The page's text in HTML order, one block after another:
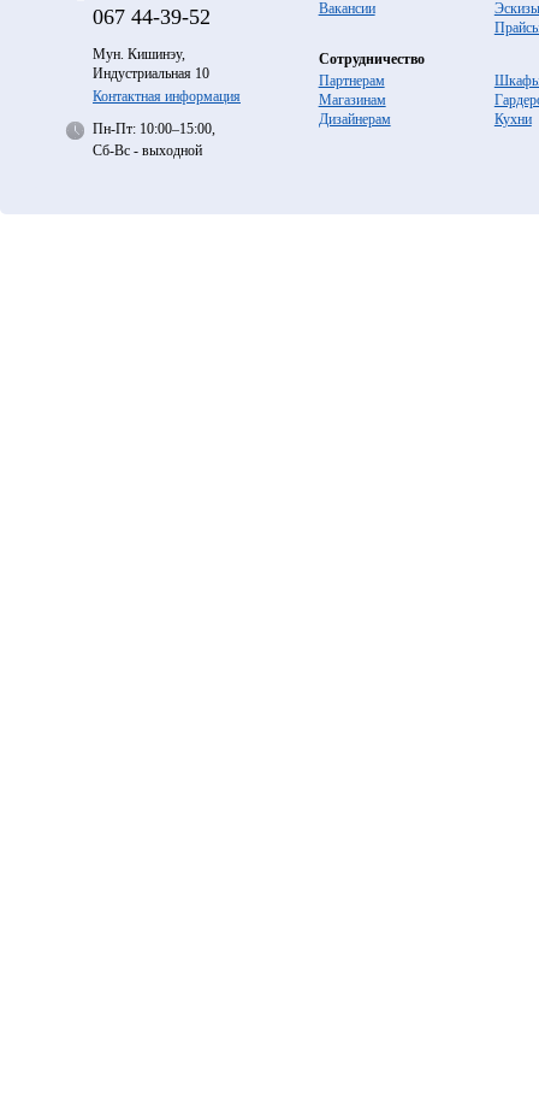
067 44-39-52
Мун. Кишинэу,
Индустриальная 10
Контактная информация
Пн-Пт: 10:00–15:00,
Сб-Вс - выходной
Вакансии
Эскизы
Сотрудничество
Партнерам
Магазинам
Дизайнерам
Кухни